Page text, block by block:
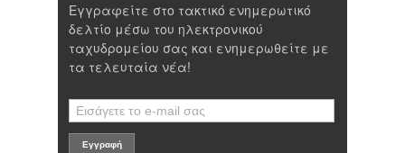
Εγγραφείτε στο τακτικό ενημερωτικό
δελτίο μέσω του ηλεκτρονικού
ταχυδρομείου σας και ενημερωθείτε με
τα τελευταία νέα!